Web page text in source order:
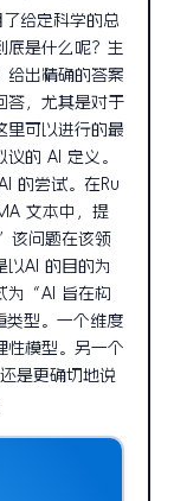
给定科学的总
底是什么呢？生
给出精确的答案
答，尤其是对于
里可以进行的最
的 AI 定义。
的尝试。在Ru
文本中，提
该问题在该领
以AI 的目的为
为“AI 旨在构
型。一个维度
性模型。另一个
是更确切地说